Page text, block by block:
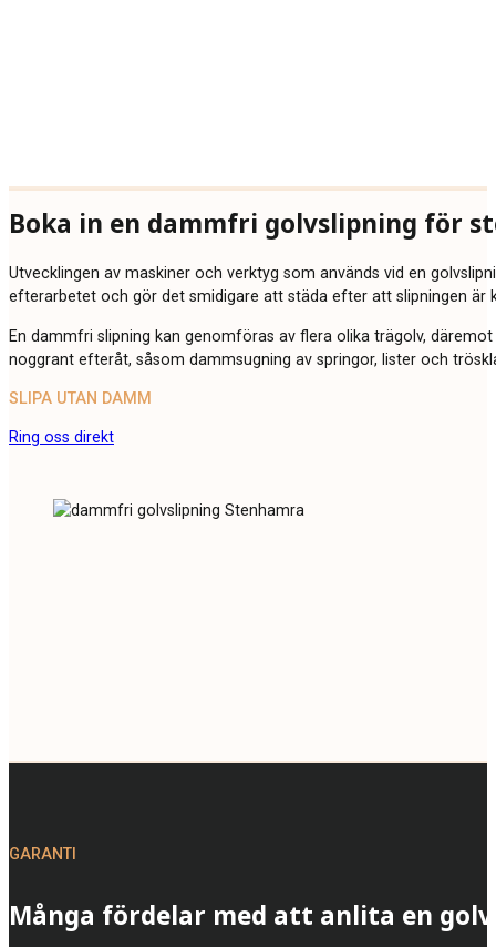
Boka in en dammfri golvslipning för
Utvecklingen av maskiner och verktyg som används vid en
efterarbetet och gör det smidigare att städa efter att slipningen är
En dammfri slipning kan genomföras av flera olika trägolv,
noggrant efteråt, såsom dammsugning av springor, lister och
SLIPA UTAN DAMM
Ring oss direkt
Många fördelar med att anlita en
GARANTI